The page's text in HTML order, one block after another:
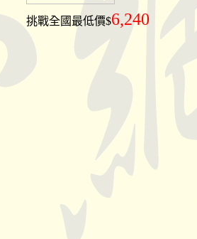
挑戰全國最低價$6,240